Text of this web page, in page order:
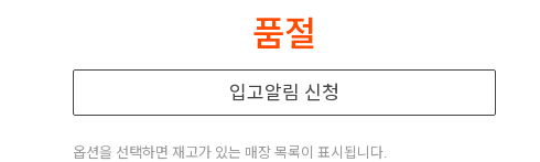
품절
입고알림 신청
옵션을 선택하면 재고가 있는 매장 목록이 표시됩니다.